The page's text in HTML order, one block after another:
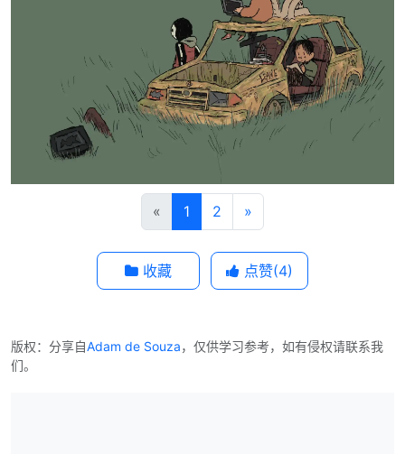
« 1 2 »
收藏 点赞(4)
版权：分享自Adam de Souza，仅供学习参考，如有侵权请联系我
们。